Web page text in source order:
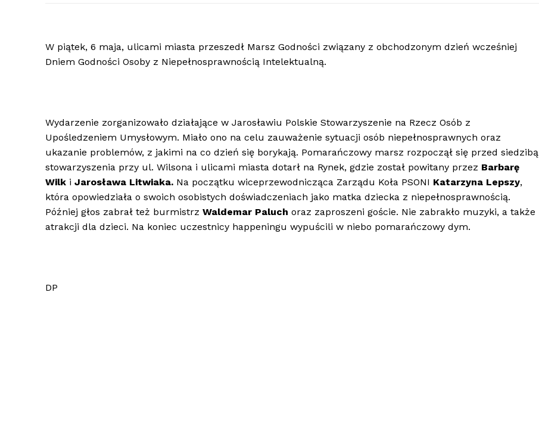
W piątek, 6 maja, ulicami miasta przeszedł Marsz Godności związany z obchodzonym dzień wcześniej
Dniem Godności Osoby z Niepełnosprawnością Intelektualną.
Wydarzenie zorganizowało działające w Jarosławiu Polskie Stowarzyszenie na Rzecz Osób z
Upośledzeniem Umysłowym. Miało ono na celu zauważenie sytuacji osób niepełnosprawnych oraz
ukazanie problemów, z jakimi na co dzień się borykają. Pomarańczowy marsz rozpoczął się przed siedzibą
stowarzyszenia przy ul. Wilsona i ulicami miasta dotarł na Rynek, gdzie został powitany przez Barbarę
Wilk i Jarosława Litwiaka. Na początku wiceprzewodnicząca Zarządu Koła PSONI Katarzyna Lepszy,
która opowiedziała o swoich osobistych doświadczeniach jako matka dziecka z niepełnosprawnością.
Później głos zabrał też burmistrz Waldemar Paluch oraz zaproszeni goście. Nie zabrakło muzyki, a także
atrakcji dla dzieci. Na koniec uczestnicy happeningu wypuścili w niebo pomarańczowy dym.
DP